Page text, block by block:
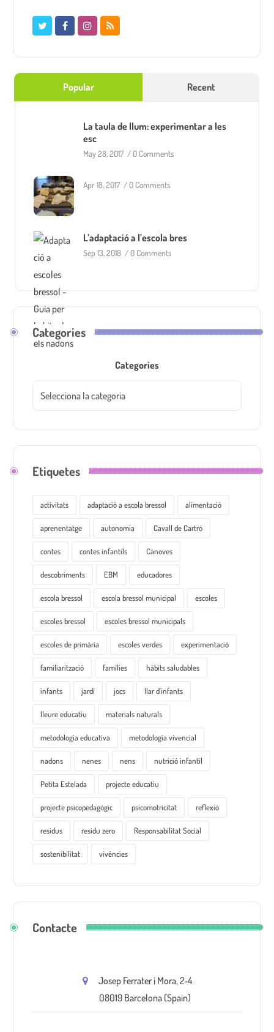
Popular Recent
La taula de llum: experimentar a les
esc
May 28, 2017 /0 Comments
Apr 18, 2017 /0 Comments
L’adaptació a l’escola bres
Sep 13, 2018 /0 Comments
Categories
Categories
Etiquetes
activitats adaptació a escola bressol alimentació
aprenentatge autonomia Cavall de Cartró
contes contes infantils Cànoves
descobriments EBM educadores
escola bressol escola bressol municipal escoles
escoles bressol escoles bressol municipals
escoles de primària escoles verdes experimentació
familiarització famílies hàbits saludables
infants jardí jocs llar d'infants
lleure educatiu materials naturals
metodologia educativa metodologia vivencial
nadons nenes nens nutrició infantil
Petita Estelada projecte educatiu
projecte psicopedagògic psicomotricitat reflexió
residus residu zero Responsabilitat Social
sostenibilitat vivències
Contacte
Josep Ferrater i Mora, 2-4
08019 Barcelona (Spain)